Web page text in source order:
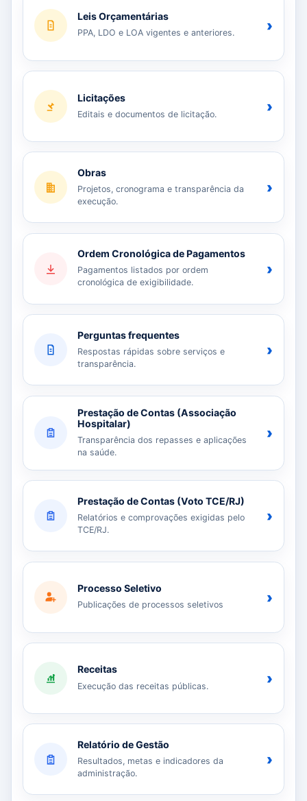
Leis Orçamentárias
PPA, LDO e LOA vigentes e anteriores. ›
Licitações
Editais e documentos de licitação. ›
Obras
Projetos, cronograma e transparência da
execução.
›
Ordem Cronológica de Pagamentos
Pagamentos listados por ordem
cronológica de exigibilidade.
›
Perguntas frequentes
Respostas rápidas sobre serviços e
transparência.
›
Prestação de Contas (Associação
Hospitalar)
Transparência dos repasses e aplicações
na saúde.
›
Prestação de Contas (Voto TCE/RJ)
Relatórios e comprovações exigidas pelo
TCE/RJ.
›
Processo Seletivo
Publicações de processos seletivos ›
Receitas
Execução das receitas públicas. ›
Relatório de Gestão
Resultados, metas e indicadores da
administração.
›